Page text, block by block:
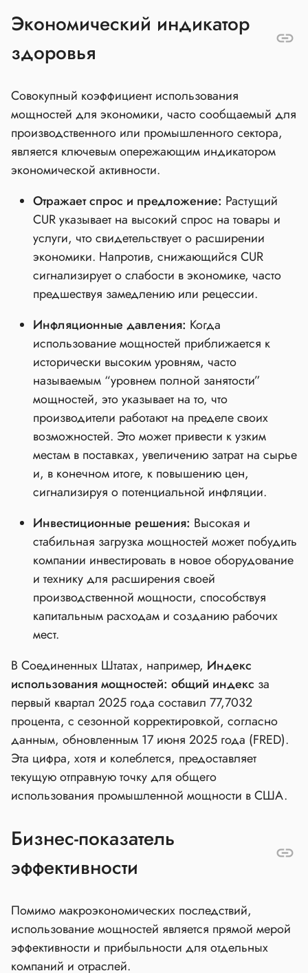
Экономический индикатор
здоровья
Совокупный коэффициент использования
мощностей для экономики, часто сообщаемый для
производственного или промышленного сектора,
является ключевым опережающим индикатором
экономической активности.
Отражает спрос и предложение: Растущий
CUR указывает на высокий спрос на товары и
услуги, что свидетельствует о расширении
экономики. Напротив, снижающийся CUR
сигнализирует о слабости в экономике, часто
предшествуя замедлению или рецессии.
Инфляционные давления: Когда
использование мощностей приближается к
исторически высоким уровням, часто
называемым “уровнем полной занятости”
мощностей, это указывает на то, что
производители работают на пределе своих
возможностей. Это может привести к узким
местам в поставках, увеличению затрат на сырье
и, в конечном итоге, к повышению цен,
сигнализируя о потенциальной инфляции.
Инвестиционные решения: Высокая и
стабильная загрузка мощностей может побудить
компании инвестировать в новое оборудование
и технику для расширения своей
производственной мощности, способствуя
капитальным расходам и созданию рабочих
мест.
В Соединенных Штатах, например, Индекс
использования мощностей: общий индекс за
первый квартал 2025 года составил 77,7032
процента, с сезонной корректировкой, согласно
данным, обновленным 17 июня 2025 года (FRED).
Эта цифра, хотя и колеблется, предоставляет
текущую отправную точку для общего
использования промышленной мощности в США.
Бизнес-показатель
эффективности
Помимо макроэкономических последствий,
использование мощностей является прямой мерой
эффективности и прибыльности для отдельных
компаний и отраслей.